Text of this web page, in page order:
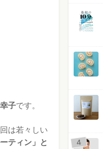
子です。
は若々しい
ティン」と